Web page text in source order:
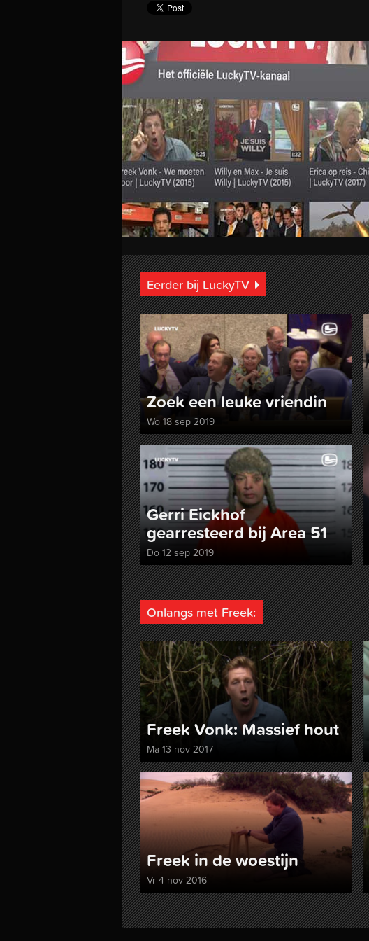
Eerder bij LuckyTV
Zoek een leuke vriendin
Wo 18 sep 2019
Gerri Eickhof
gearresteerd bij Area 51
Do 12 sep 2019
Onlangs met Freek:
Freek Vonk: Massief hout
Ma 13 nov 2017
Freek in de woestijn
Vr 4 nov 2016